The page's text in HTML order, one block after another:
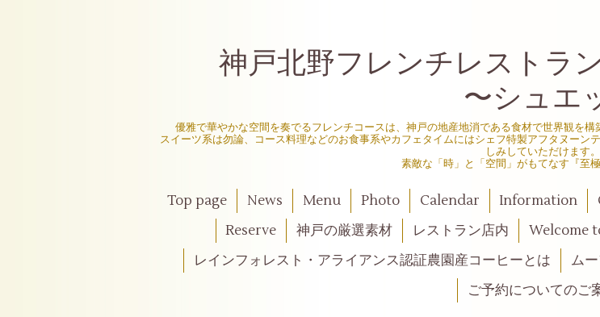
神戸北野フレンチレストラ
〜シュエット
優雅で華やかな空間を奏でるフレンチコースは、神戸の地産地消である食材で世界観を
スイーツ系は勿論、コース料理などのお食事系やカフェタイムにはシェフ特製アフタヌー
しみしていただけます。
素敵な「時」と「空間」がもてなす『至極
Top page News Menu Photo Calendar Information
Reserve
神戸の厳選素材 レストラン店内 Welcome
レインフォレスト・アライアンス認証農園産コーヒーとは
ム
ご予約についてのご